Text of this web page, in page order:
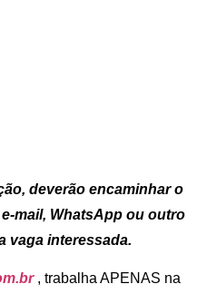
deverão encaminhar o
mail, WhatsApp ou outro
vaga interessada.
, trabalha APENAS na